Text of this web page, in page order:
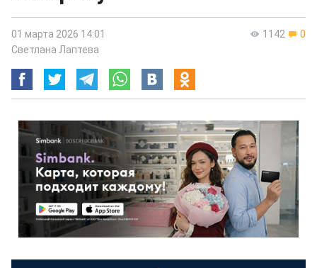
1142 0
01 марта 2026 14:01
Светлана Лаптева